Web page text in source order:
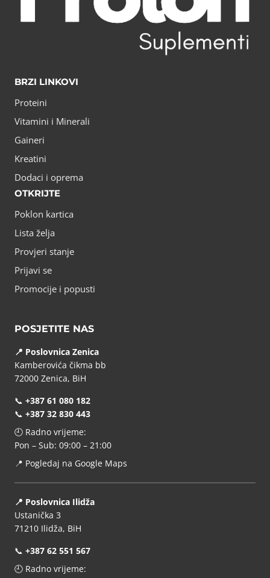
BRZI LINKOVI
Proteini
Vitamini i Minerali
Gaineri
Kreatini
Dodaci i oprema
OTKRIJTE
Poklon kartica
Lista želja
Provjeri stanje
Prijavi se
Promocije i popusti
POSJETITE NAS
📍 Poslovnica Zenica
Kamberovića čikma bb
72000 Zenica, BiH
📞 +387 61 080 182
📞 +387 32 830 443
🕘 Radno vrijeme:
Pon – Sub: 09:00 – 21:00
📍 Pogledaj na Google Maps
📍 Poslovnica Ilidža
Ustanička 3
71210 Ilidža, BiH
📞 +387 62 551 567
🕘 Radno vrijeme: